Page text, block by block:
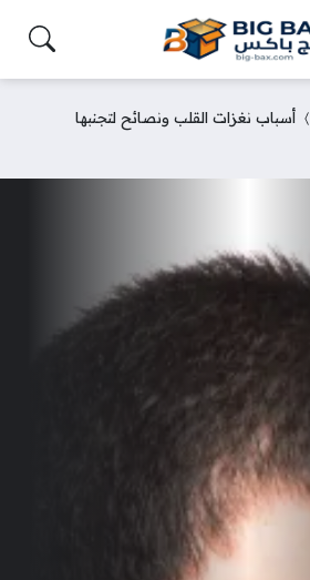
أسباب نغزات القلب ونصائح لتجنبها